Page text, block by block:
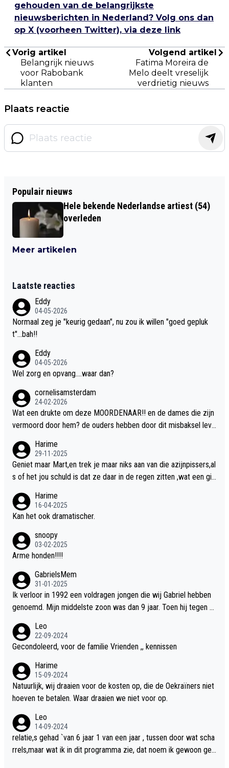
gehouden van de belangrijkste
nieuwsberichten in Nederland? Volg ons dan
op X (voorheen Twitter), via deze link
Vorig artikel
Belangrijk nieuws
voor Rabobank
klanten
Volgend artikel
Fatima Moreira de
Melo deelt vreselijk
verdrietig nieuws
Plaats reactie
Populair nieuws
Hele bekende Nederlandse artiest (54)
overleden
Meer artikelen
Laatste reacties
Eddy
04-05-2026
Normaal zeg je "keurig gedaan", nu zou ik willen "goed gepluk
t"...bah!!
Eddy
04-05-2026
Wel zorg en opvang....waar dan?
cornelisamsterdam
24-02-2026
Wat een drukte om deze MOORDENAAR!! en de dames die zijn
vermoord door hem? de ouders hebben door dit misbaksel leve
t!!
Harime
29-11-2025
Geniet maar Mart,en trek je maar niks aan van die azijnpissers,al
s of het jou schuld is dat ze daar in de regen zitten ,wat een gill
Harime
16-04-2025
Kan het ook dramatischer.
snoopy
03-02-2025
Arme honden!!!!
GabrielsMem
31-01-2025
Ik verloor in 1992 een voldragen jongen die wij Gabriel hebben
genoemd. Mijn middelste zoon was dan 9 jaar. Toen hij tegen d
verteld in Groningen. Ik gun Anouk en Douwe Bob hun rouw verd
riet en als ervaringsdeskundige heb ik zeker begrip hiervoor. Wa
delijk overeenkomend met mijn gezins verlies in 1992 een soor
t ready-made lied geschreven, geproduceerd en op de radio te
beluisteren zijn binnen 12 dagen na het verlies van Anouk en Do
uwe Bob's zoon. Wij hadden zeker geen commerciële energie g
ehad zo snel na ons verlies zoiets te ondernemen en alle ouder
s van overleden kinderen dat ik ken hadden dit ook niet kunnen
bewerkstelligen. Wij voelen nu dat ons aan DB vertelde geschie
denis door mijn autistische tiener zoon nu door hem te grabble i
Leo
22-09-2024
Gecondoleerd, voor de familie Vrienden ,, kennissen
Harime
15-09-2024
Natuurlijk, wij draaien voor de kosten op, die de Oekraïners niet
hoeven te betalen. Waar draaien we niet voor op.
Leo
14-09-2024
relatie,s gehad `van 6 jaar 1 van een jaar , tussen door wat scha
rrels,maar wat ik in dit programma zie, dat noem ik gewoon geil